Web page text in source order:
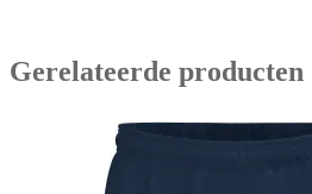
Gerelateerde producten